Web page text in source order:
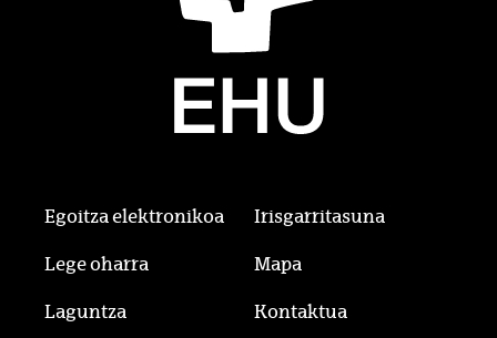
Egoitza elektronikoa Irisgarritasuna
Lege oharra Mapa
Laguntza Kontaktua